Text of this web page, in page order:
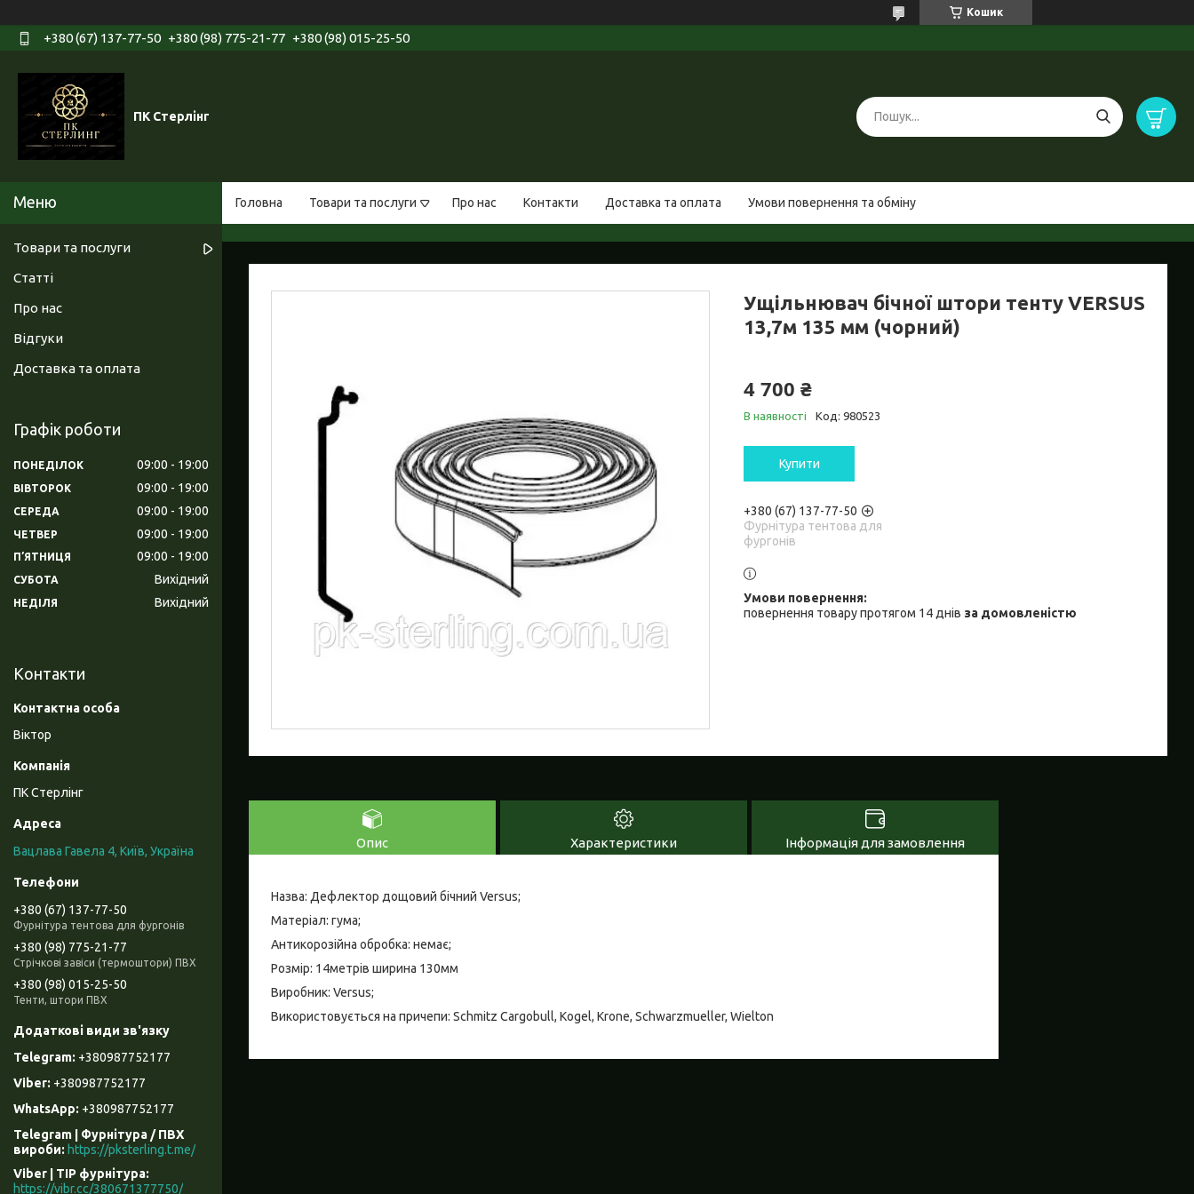
Кошик
+380 (67) 137-77-50 +380 (98) 775-21-77 +380 (98) 015-25-50
ПК Стерлінг
Головна Товари та послуги Про нас Контакти Доставка та оплата Умови повернення та обміну
Ущільнювач бічної штори тенту VERSUS
13,7м 135 мм (чорний)
4 700 ₴
В наявності Код: 980523
Купити
+380 (67) 137-77-50
Фурнітура тентова для
фургонів
повернення товару протягом 14 днів за домовленістю
Опис Характеристики Інформація для замовлення
Назва: Дефлектор дощовий бічний Versus;
Матеріал: гума;
Антикорозійна обробка: немає;
Розмір: 14метрів ширина 130мм
Виробник: Versus;
Використовується на причепи: Schmitz Cargobull, Kogel, Krone, Schwarzmueller, Wielton
Товари та послуги
Статті
Про нас
Відгуки
Доставка та оплата
Графік роботи
ПОНЕДІЛОК 09:00 19:00
ВІВТОРОК 09:00 19:00
СЕРЕДА 09:00 19:00
ЧЕТВЕР 09:00 19:00
ПʼЯТНИЦЯ 09:00 19:00
СУБОТА Вихідний
НЕДІЛЯ Вихідний
Контакти
Віктор
ПК Стерлінг
Вацлава Гавела 4, Київ, Україна
+380 (67) 137-77-50
Фурнітура тентова для фургонів
+380 (98) 775-21-77
Стрічкові завіси (термоштори) ПВХ
+380 (98) 015-25-50
Тенти, штори ПВХ
+380987752177
+380987752177
+380987752177
Telegram | Фурнітура / ПВХ
вироби
https://pksterling.t.me/
Viber | ТІР фурнітура
https://vibr.cc/380671377750/